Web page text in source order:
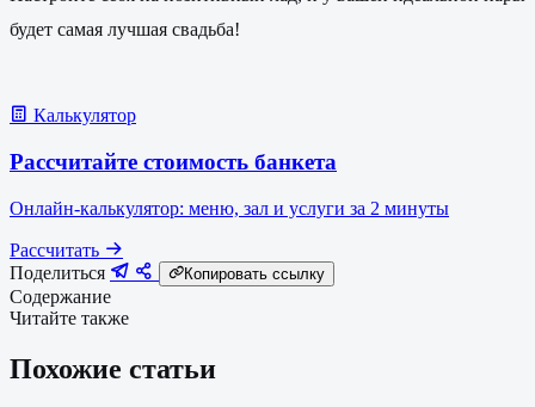
будет самая лучшая свадьба!
Калькулятор
Рассчитайте стоимость банкета
Онлайн-калькулятор: меню, зал и услуги за 2 минуты
Рассчитать
Поделиться
Копировать ссылку
Содержание
Читайте также
Похожие статьи